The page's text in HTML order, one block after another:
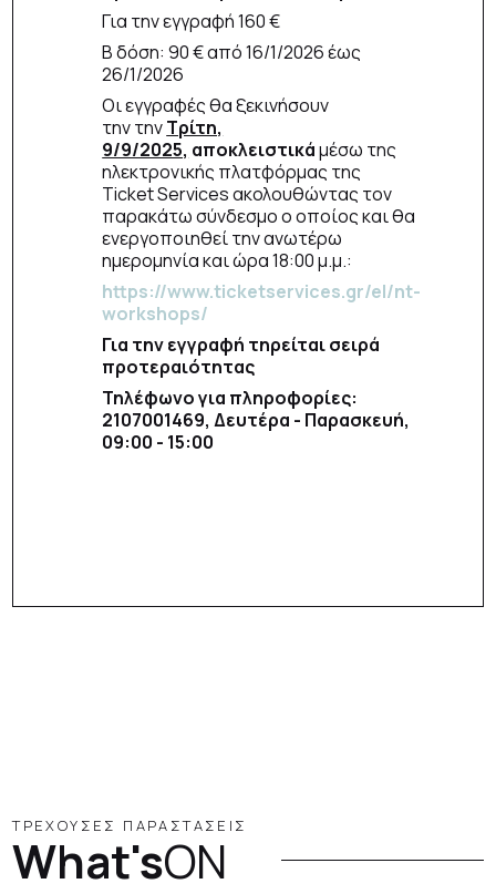
Για την εγγραφή 160 €
Β δόση: 90 € από 16/1/2026 έως
26/1/2026
Οι εγγραφές θα ξεκινήσουν
την τηνΤρίτη,
9/9/2025, αποκλειστικάμέσω της
ηλεκτρονικής πλατφόρμας της
Ticket Services ακολουθώντας τον
παρακάτω σύνδεσμο ο οποίος και θα
ενεργοποιηθεί την ανωτέρω
ημερομηνία και ώρα 18:00 μ.μ.:
https://www.ticketservices.gr/el/nt-
workshops/
Για την εγγραφή τηρείται σειρά
προτεραιότητας
Τηλέφωνο για πληροφορίες:
2107001469, Δευτέρα - Παρασκευή,
09:00 - 15:00
ΤΡΕΧΟΥΣΕΣ ΠΑΡΑΣΤΑΣΕΙΣ
What'sON